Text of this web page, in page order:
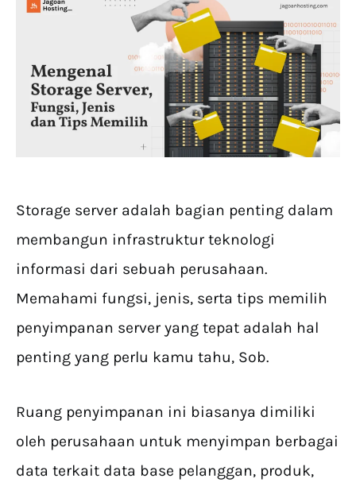
Storage server adalah bagian penting dalam
membangun infrastruktur teknologi
informasi dari sebuah perusahaan.
Memahami fungsi, jenis, serta tips memilih
penyimpanan server yang tepat adalah hal
penting yang perlu kamu tahu, Sob.
Ruang penyimpanan ini biasanya dimiliki
oleh perusahaan untuk menyimpan berbagai
data terkait data base pelanggan, produk,